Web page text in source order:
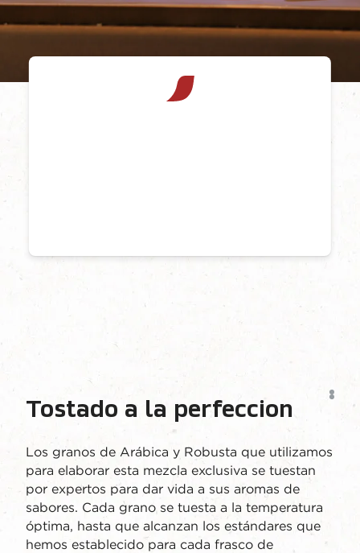
Tostado a la perfeccion
Los granos de Arábica y Robusta que utilizamos
para elaborar esta mezcla exclusiva se tuestan
por expertos para dar vida a sus aromas de
sabores. Cada grano se tuesta a la temperatura
óptima, hasta que alcanzan los estándares que
hemos establecido para cada frasco de